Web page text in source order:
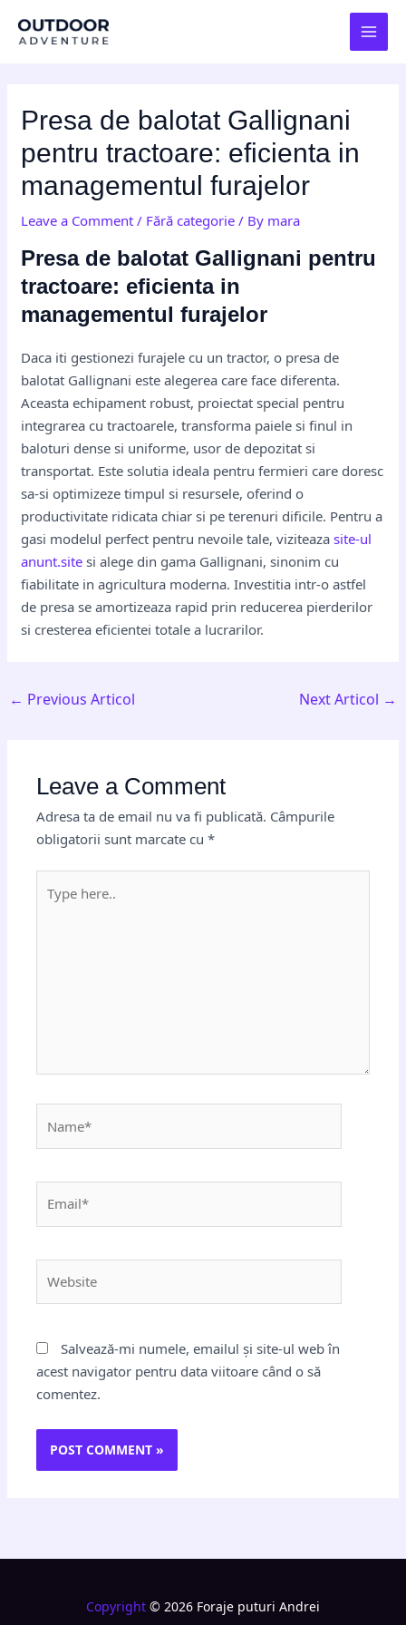
Presa de balotat Gallignani
pentru tractoare: eficienta in
managementul furajelor
Leave a Comment / Fără categorie / By mara
Presa de balotat Gallignani pentru
tractoare: eficienta in
managementul furajelor
Daca iti gestionezi furajele cu un tractor, o presa de
balotat Gallignani este alegerea care face diferenta.
Aceasta echipament robust, proiectat special pentru
integrarea cu tractoarele, transforma paiele si finul in
baloturi dense si uniforme, usor de depozitat si
transportat. Este solutia ideala pentru fermieri care doresc
sa-si optimizeze timpul si resursele, oferind o
productivitate ridicata chiar si pe terenuri dificile. Pentru a
gasi modelul perfect pentru nevoile tale, viziteazasite-ul
anunt.site si alege din gama Gallignani, sinonim cu
fiabilitate in agricultura moderna. Investitia intr-o astfel
de presa se amortizeaza rapid prin reducerea pierderilor
si cresterea eficientei totale a lucrarilor.
navigation
← Previous Articol Next Articol →
Leave a Comment
Adresa ta de email nu va fi publicată. Câmpurile
obligatorii sunt marcate cu*
here..
Salvează-mi numele, emailul și site-ul web în
acest navigator pentru data viitoare când o să
comentez.
Copyright © 2026 Foraje puturi Andrei